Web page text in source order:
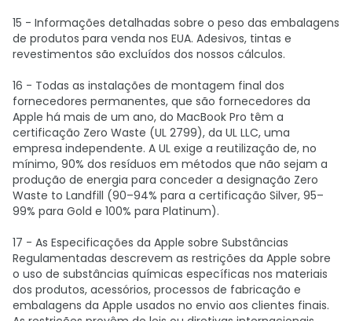
15 - Informações detalhadas sobre o peso das embalagens
de produtos para venda nos EUA. Adesivos, tintas e
revestimentos são excluídos dos nossos cálculos.
16 - Todas as instalações de montagem final dos
fornecedores permanentes, que são fornecedores da
Apple há mais de um ano, do MacBook Pro têm a
certificação Zero Waste (UL 2799), da UL LLC, uma
empresa independente. A UL exige a reutilização de, no
mínimo, 90% dos resíduos em métodos que não sejam a
produção de energia para conceder a designação Zero
Waste to Landfill (90–94% para a certificação Silver, 95–
99% para Gold e 100% para Platinum).
17 - As Especificações da Apple sobre Substâncias
Regulamentadas descrevem as restrições da Apple sobre
o uso de substâncias químicas específicas nos materiais
dos produtos, acessórios, processos de fabricação e
embalagens da Apple usados no envio aos clientes finais.